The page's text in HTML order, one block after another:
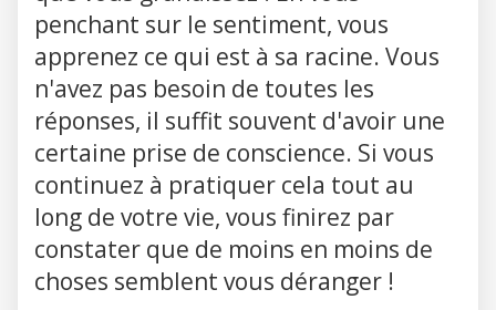
penchant sur le sentiment, vous
apprenez ce qui est à sa racine. Vous
n'avez pas besoin de toutes les
réponses, il suffit souvent d'avoir une
certaine prise de conscience. Si vous
continuez à pratiquer cela tout au
long de votre vie, vous finirez par
constater que de moins en moins de
choses semblent vous déranger !